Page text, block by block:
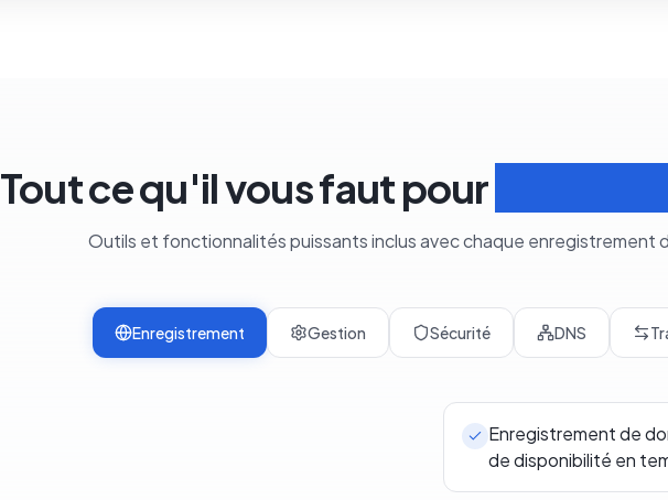
Tout ce qu'il vous faut pour
Outils et fonctionnalités puissants inclus avec chaque enregistrement
Enregistrement Gestion Sécurité DNS
Enregistrement de
de disponibilité en